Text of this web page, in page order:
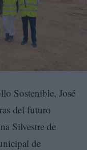
Sostenible, José
del futuro
Silvestre de
de